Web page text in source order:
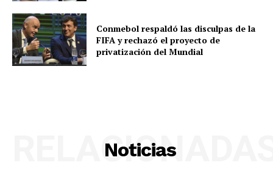
Conmebol respaldó las disculpas de la
FIFA y rechazó el proyecto de
privatización del Mundial
Noticias